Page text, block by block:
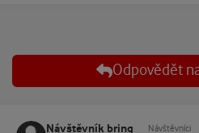
Odpovědět
Návštěvník brinq Návštěvníci